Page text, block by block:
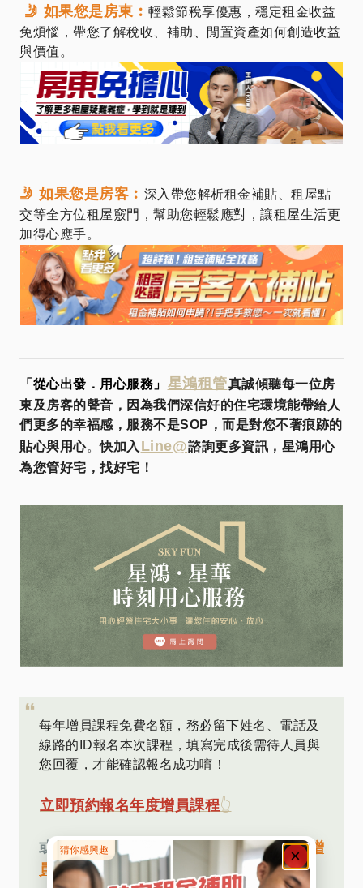
🤳 如果您是房東︰ 輕鬆節稅享優惠，穩定租金收益
免煩惱，帶您了解稅收、補助、閒置資產如何創造收益
與價值。
🤳 如果您是房客︰ 深入帶您解析租金補貼、租屋點
交等全方位租屋竅門，幫助您輕鬆應對，讓租屋生活更
加得心應手。
「從心出發．用心服務」 星鴻租管真誠傾聽每一位房
東及房客的聲音，因為我們深信好的住宅環境能帶給人
們更多的幸福感，服務不是SOP，而是對您不著痕跡的
貼心與用心。快加入 Line@諮詢更多資訊，星鴻用心
為您管好宅，找好宅！
每年增員課程免費名額，務必留下姓名、電話及
線路的ID報名本次課程，填寫完成後需待人員與
您回覆，才能確認報名成功唷！
立即預約報名年度增員課程👆
或洽報名專線： (02)7755-2669洽詢年度增
員招募